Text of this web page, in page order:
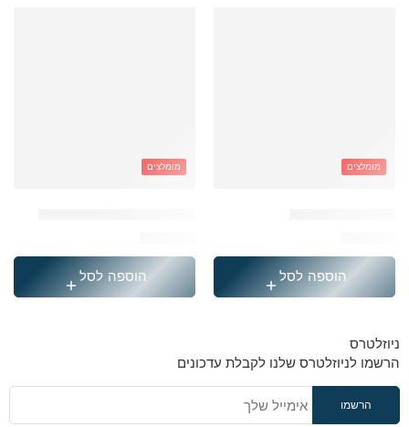
מומלצים
הוספה לסל
מומלצים
הוספה לסל
ניוזלטרס
הרשמו לניוזלטרס שלנו לקבלת עדכונים